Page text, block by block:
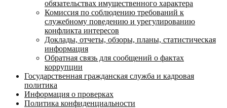
обязательствах имущественного характера
Комиссия по соблюдению требований к
служебному поведению и урегулированию
конфликта интересов
Доклады, отчеты, обзоры, планы, статистическая
информация
Обратная связь для сообщений о фактах
коррупции
Государственная гражданская служба и кадровая
политика
Информация о проверках
Политика конфиденциальности